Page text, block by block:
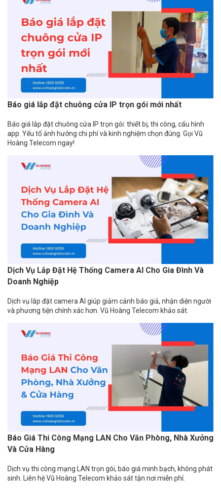
Báo giá lắp đặt chuông cửa IP trọn gói mới nhất
Báo giá lắp đặt chuông cửa IP trọn gói: thiết bị, thi công, cấu hình
app. Yếu tố ảnh hưởng chi phí và kinh nghiệm chọn đúng. Gọi Vũ
Hoàng Telecom ngay!
Dịch Vụ Lắp Đặt Hệ Thống Camera AI Cho Gia Đình Và
Doanh Nghiệp
Dịch vụ lắp đặt camera AI giúp giảm cảnh báo giả, nhận diện người
và phương tiện chính xác hơn. Vũ Hoàng Telecom khảo sát.
Báo Giá Thi Công Mạng LAN Cho Văn Phòng, Nhà Xưởng
Và Cửa Hàng
Dịch vụ thi công mạng LAN trọn gói, báo giá minh bạch, không phát
sinh. Liên hệ Vũ Hoàng Telecom khảo sát tận nơi miễn phí.